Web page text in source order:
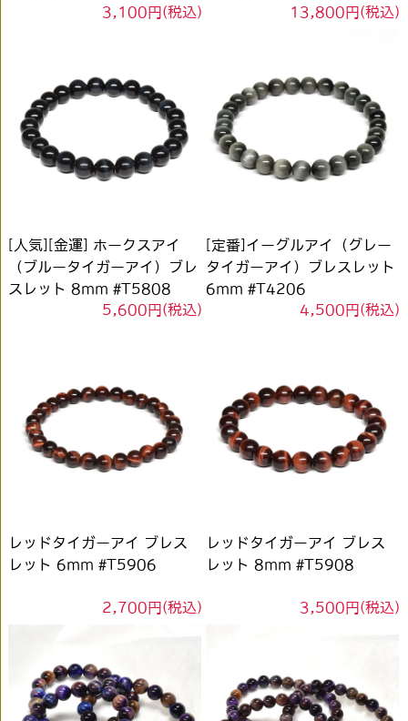
3,100円(税込)
13,800円(税込)
[人気][金運] ホークスアイ
（ブルータイガーアイ）ブレ
スレット 8mm #T5808
5,600円(税込)
[定番]イーグルアイ（グレー
タイガーアイ）ブレスレット
6mm #T4206
4,500円(税込)
レッドタイガーアイ ブレス
レット 6mm #T5906
2,700円(税込)
レッドタイガーアイ ブレス
レット 8mm #T5908
3,500円(税込)